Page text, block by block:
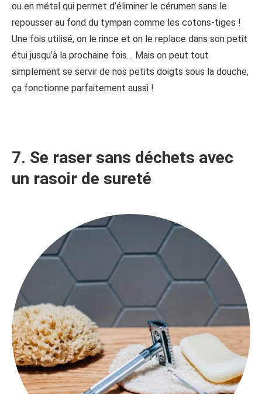
ou en métal qui permet d’éliminer le cérumen sans le
repousser au fond du tympan comme les cotons-tiges !
Une fois utilisé, on le rince et on le replace dans son petit
étui jusqu’à la prochaine fois… Mais on peut tout
simplement se servir de nos petits doigts sous la douche,
ça fonctionne parfaitement aussi !
7. Se raser sans déchets avec
un rasoir de sureté